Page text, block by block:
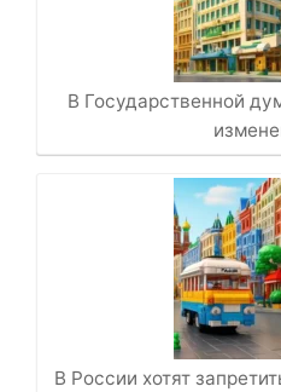
В Государственной
В России хотят